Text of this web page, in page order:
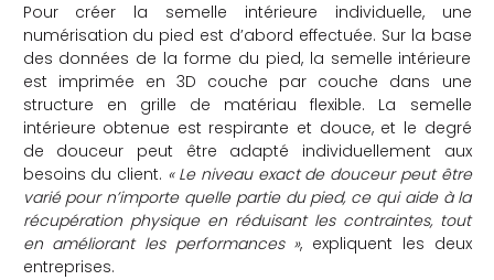
Pour créer la semelle intérieure individuelle, une
numérisation du pied est d’abord effectuée. Sur la base
des données de la forme du pied, la semelle intérieure
est imprimée en 3D couche par couche dans une
structure en grille de matériau flexible. La semelle
intérieure obtenue est respirante et douce, et le degré
de douceur peut être adapté individuellement aux
besoins du client. « Le niveau exact de douceur peut être
varié pour n’importe quelle partie du pied, ce qui aide à la
récupération physique en réduisant les contraintes, tout
en améliorant les performances », expliquent les deux
entreprises.